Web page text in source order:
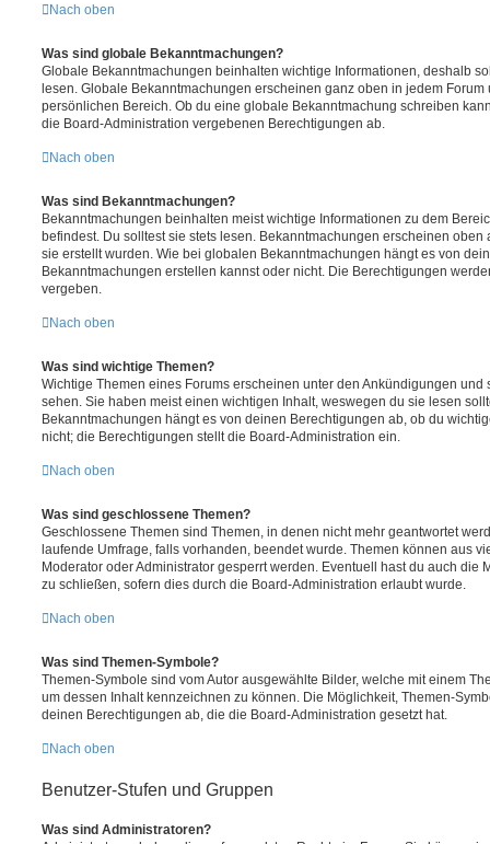
Nach oben
Was sind globale Bekanntmachungen?
Globale Bekanntmachungen beinhalten wichtige Informationen, deshalb
lesen. Globale Bekanntmachungen erscheinen ganz oben in jedem
persönlichen Bereich. Ob du eine globale Bekanntmachung schreiben
die Board-Administration vergebenen Berechtigungen ab.
Nach oben
Was sind Bekanntmachungen?
Bekanntmachungen beinhalten meist wichtige Informationen zu dem
befindest. Du solltest sie stets lesen. Bekanntmachungen erscheinen oben
sie erstellt wurden. Wie bei globalen Bekanntmachungen hängt es von
Bekanntmachungen erstellen kannst oder nicht. Die Berechtigungen
vergeben.
Nach oben
Was sind wichtige Themen?
Wichtige Themen eines Forums erscheinen unter den Ankündigungen und
sehen. Sie haben meist einen wichtigen Inhalt, weswegen du sie lesen
Bekanntmachungen hängt es von deinen Berechtigungen ab, ob du
nicht; die Berechtigungen stellt die Board-Administration ein.
Nach oben
Was sind geschlossene Themen?
Geschlossene Themen sind Themen, in denen nicht mehr geantwortet
laufende Umfrage, falls vorhanden, beendet wurde. Themen können aus
Moderator oder Administrator gesperrt werden. Eventuell hast du auch die
zu schließen, sofern dies durch die Board-Administration erlaubt wurde.
Nach oben
Was sind Themen-Symbole?
Themen-Symbole sind vom Autor ausgewählte Bilder, welche mit einem
um dessen Inhalt kennzeichnen zu können. Die Möglichkeit, Themen-
deinen Berechtigungen ab, die die Board-Administration gesetzt hat.
Nach oben
Benutzer-Stufen und Gruppen
Was sind Administratoren?